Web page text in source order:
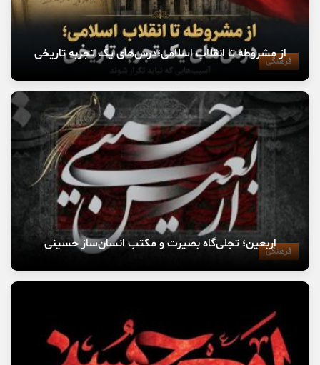
فرهنگی
از مشروطه تا انقلاب اسلامی؛درس‌های یک تجربه تاریخی
فرهنگیاربعین؛ تجلی‌گاه بصیرت و مکتب انسان‌ساز حسینی